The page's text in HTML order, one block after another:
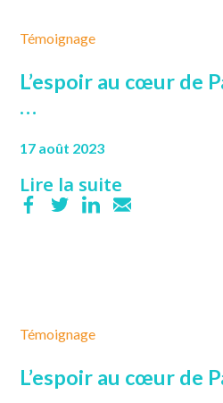
Témoignage
L’espoir au cœur de
…
17 août 2023
Lire la suite
Témoignage
L’espoir au cœur de